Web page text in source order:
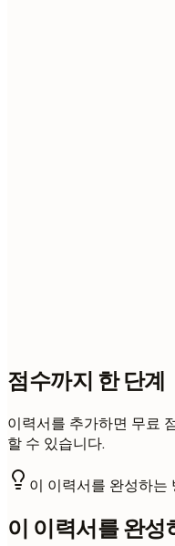
점수까지 한 단계
이력서를 추가하면 무료
할 수 있습니다.
이 이력서를 완성하는
이 이력서를 완성